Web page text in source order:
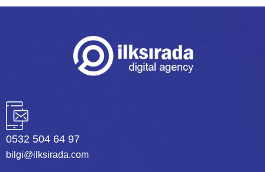
0532 504 64 97
bilgi@ilksirada.com